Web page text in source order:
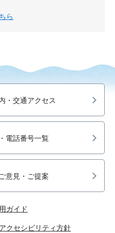
ら
・交通アクセス
電話番号一覧
意見・ご提案
ガイド
クセシビリティ方針